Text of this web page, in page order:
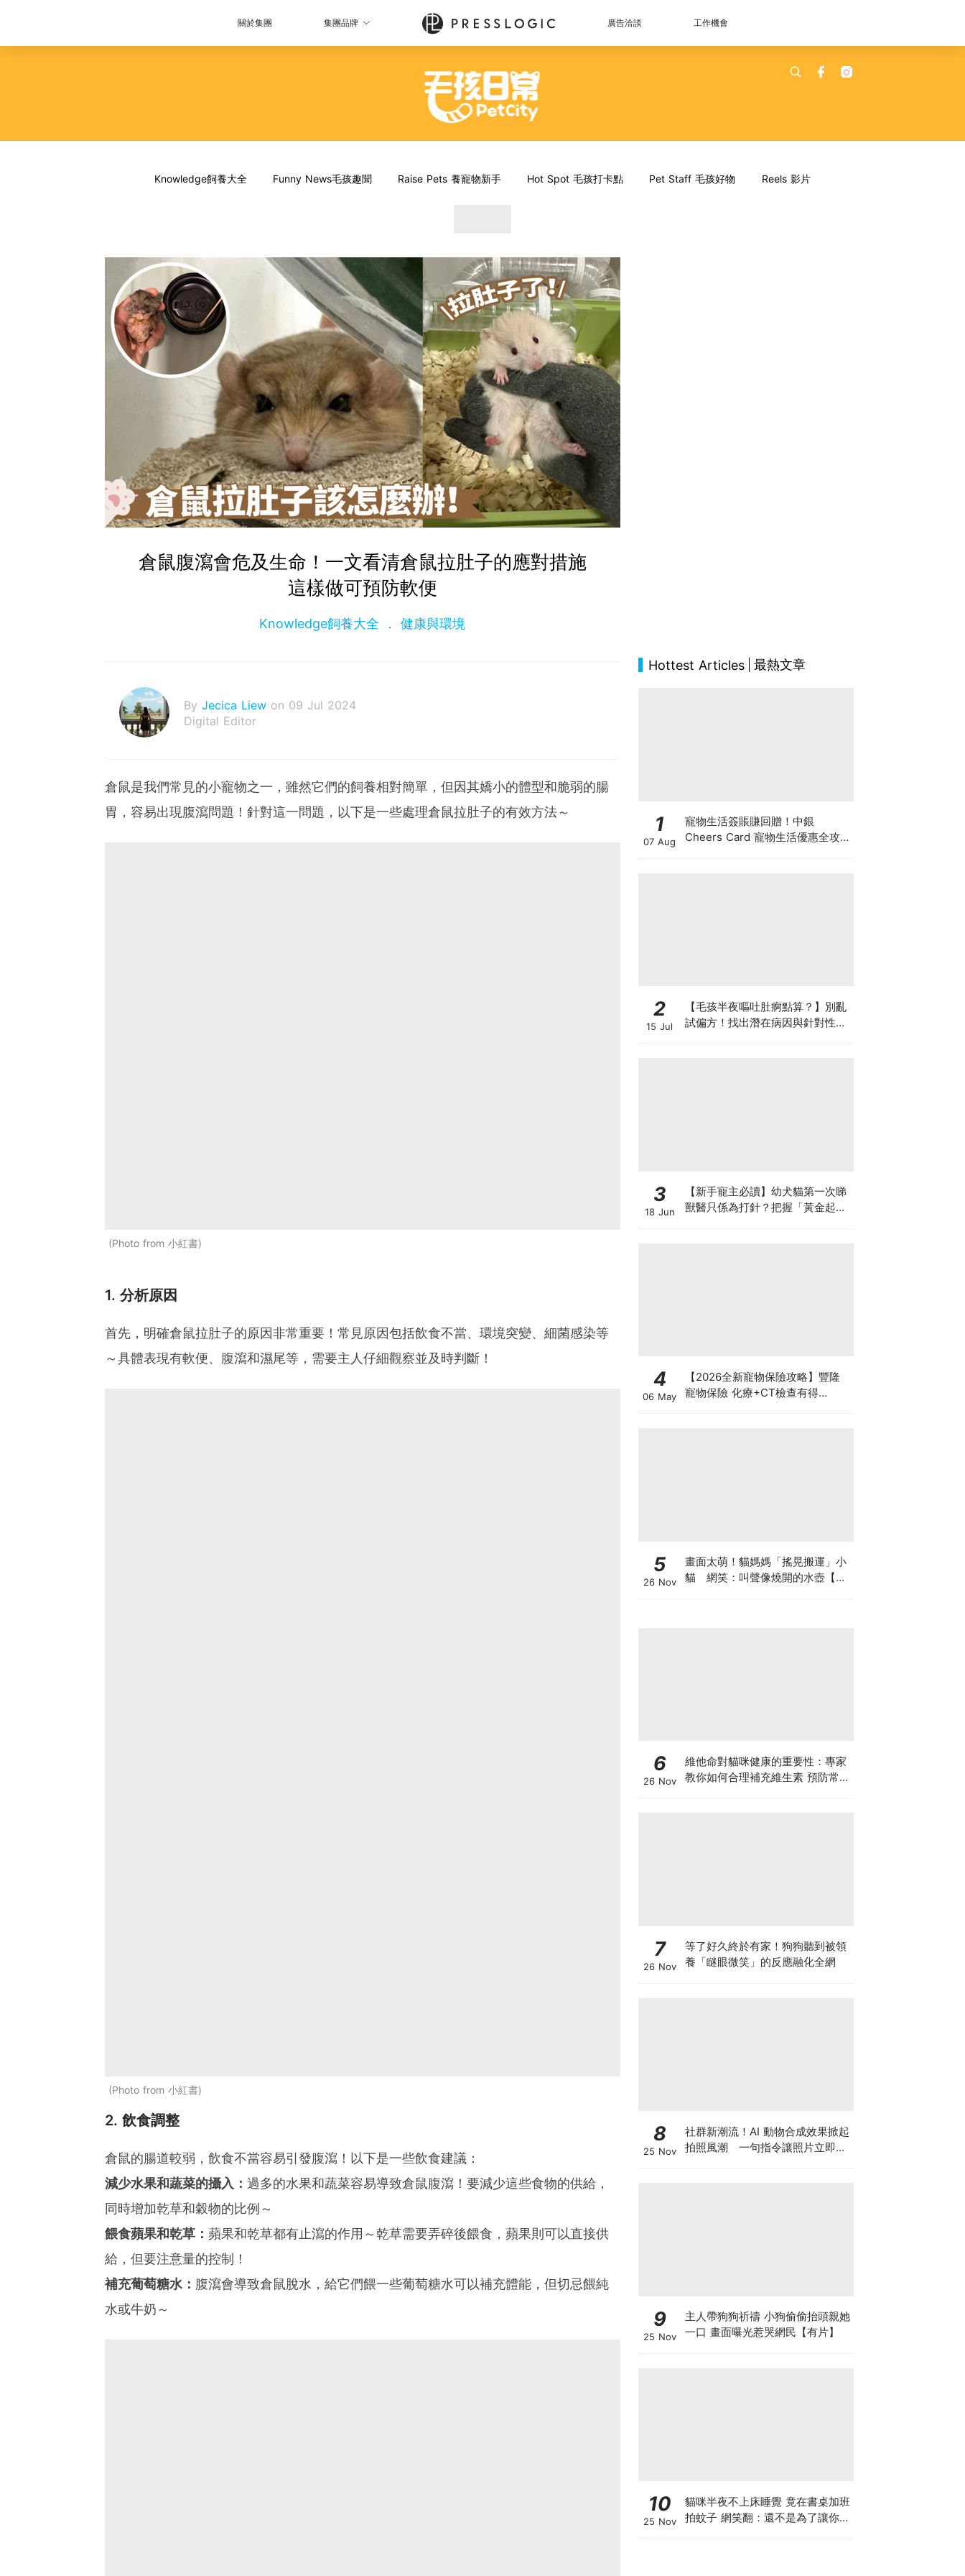
關於集團 集團品牌 廣告洽談 工作機會
Knowledge飼養大全 Funny News毛孩趣聞 Raise Pets 養寵物新手 Hot Spot 毛孩打卡點 Pet Staff 毛孩好物 Reels 影片
倉鼠腹瀉會危及生命！一文看清倉鼠拉肚子的應對措施
這樣做可預防軟便
Knowledge飼養大全 健康與環境
By Jecica Liew on 09 Jul 2024
Digital Editor
倉鼠是我們常見的小寵物之一，雖然它們的飼養相對簡單，但因其嬌小的體型和脆弱的腸
胃，容易出現腹瀉問題！針對這一問題，以下是一些處理倉鼠拉肚子的有效方法～
Photo from 小紅書
1. 分析原因
首先，明確倉鼠拉肚子的原因非常重要！常見原因包括飲食不當、環境突變、細菌感染等
～具體表現有軟便、腹瀉和濕尾等，需要主人仔細觀察並及時判斷！
Photo from 小紅書
2. 飲食調整
倉鼠的腸道較弱，飲食不當容易引發腹瀉！以下是一些飲食建議：
減少水果和蔬菜的攝入： 過多的水果和蔬菜容易導致倉鼠腹瀉！要減少這些食物的供給，
同時增加乾草和穀物的比例～
餵食蘋果和乾草： 蘋果和乾草都有止瀉的作用～乾草需要弄碎後餵食，蘋果則可以直接供
給，但要注意量的控制！
補充葡萄糖水： 腹瀉會導致倉鼠脫水，給它們餵一些葡萄糖水可以補充體能，但切忌餵純
水或牛奶～
Hottest Articles 最熱文章
1
07 Aug
寵物生活簽賬賺回贈！中銀
Cheers Card 寵物生活優惠全攻
2
15 Jul
【毛孩半夜嘔吐肚痾點算？】別亂
試偏方！找出潛在病因與針對性營
3
18 Jun
【新手寵主必讀】幼犬貓第一次睇
獸醫只係為打針？把握「黃金起跑
4
06 May
【2026全新寵物保險攻略】豐隆
寵物保險 化療+CT檢查有得
5
26 Nov
畫面太萌！貓媽媽「搖晃搬運」小
貓 網笑：叫聲像燒開的水壺【有
6
26 Nov
維他命對貓咪健康的重要性：專家
教你如何合理補充維生素 預防常見
7
26 Nov
等了好久終於有家！狗狗聽到被領
養「瞇眼微笑」的反應融化全網
8
25 Nov
社群新潮流！AI 動物合成效果掀起
拍照風潮 一句指令讓照片立即升
9
25 Nov
主人帶狗狗祈禱 小狗偷偷抬頭親她
一口 畫面曝光惹哭網民【有片】
10
25 Nov
貓咪半夜不上床睡覺 竟在書桌加班
拍蚊子 網笑翻：還不是為了讓你睡